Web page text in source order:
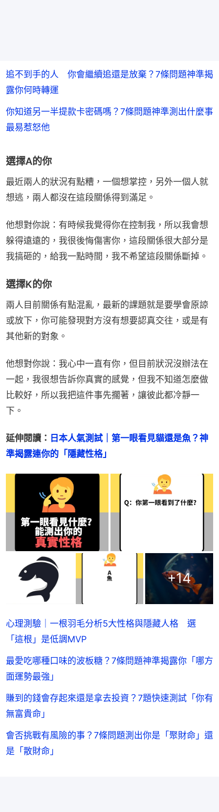
追不到手的人 你會繼續追還是放棄？7條問題神準揭
露你何時轉運
你知道另一半提款卡密碼嗎？7條問題神準測出什麼事
最易惹怒他
選擇A的你
最近兩人的狀況有點糟，一個想掌控，另外一個人就
想逃，兩人都沒在這段關係得到滿足。
他想對你說：有時候我覺得你在控制我，所以我會想
躲得遠遠的，我很後悔傷害你，這段關係很大部分是
我搞砸的，給我一點時間，我不希望這段關係斷掉。
選擇K的你
兩人目前關係有點混亂，最新的課題就是要學會原諒
或放下，你可能發現對方沒有想要認真交往，或是有
其他新的對象。
他想對你說：我心中一直有你，但目前狀況沒辦法在
一起，我很想告訴你真實的感覺，但我不知道怎麼做
比較好，所以我把這件事先擱著，讓彼此都冷靜一
下。
延伸閱讀： 日本人氣測試｜第一眼看見貓還是魚？神
準揭露連你的「隱藏性格」
+14
心理測驗｜一根羽毛分析5大性格與隱藏人格 選
「這根」是低調MVP
最愛吃哪種口味的波板糖？7條問題神準揭露你「哪方
面運勢最強」
賺到的錢會存起來還是拿去投資？7題快速測試「你有
無富貴命」
會否挑戰有風險的事？7條問題測出你是「聚財命」還
是「散財命」